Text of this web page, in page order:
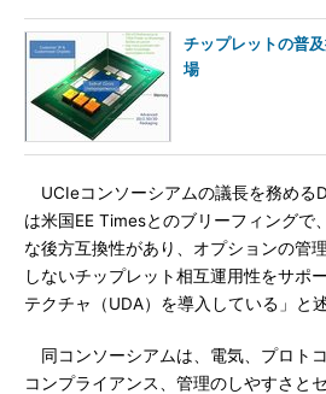
チップレットの普
場
UCIeコンソーシアムの議長を務める
は米国EE Timesとのブリーフィングで
な後方互換性があり、オプションの管
しないチップレット相互運用性をサポ
テクチャ（UDA）を導入している」と
同コンソーシアムは、電気、プロト
コンプライアンス、管理のしやすさと